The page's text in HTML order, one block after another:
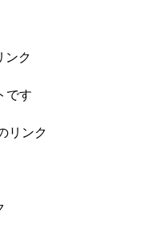
ンク
です
リンク